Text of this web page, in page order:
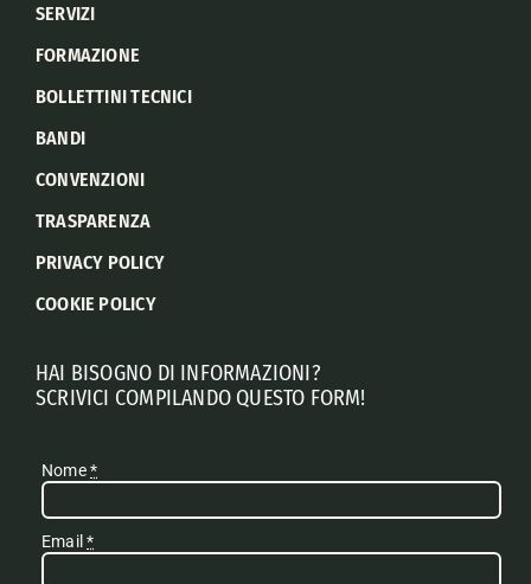
SERVIZI
FORMAZIONE
BOLLETTINI TECNICI
BANDI
CONVENZIONI
TRASPARENZA
PRIVACY POLICY
COOKIE POLICY
HAI BISOGNO DI INFORMAZIONI?
SCRIVICI COMPILANDO QUESTO FORM!
Nome*
Email*